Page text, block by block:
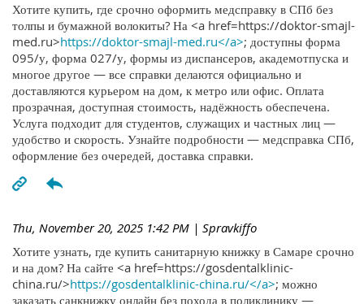
Хотите купить, где срочно оформить медсправку в СПб без
толпы и бумажной волокиты? На <a href=https://doktor-smajl-
med.ru>https://doktor-smajl-med.ru</a>; доступны форма
095/у, форма 027/у, формы из диспансеров, академотпуска и
многое другое — все справки делаются официально и
доставляются курьером на дом, к метро или офис. Оплата
прозрачная, доступная стоимость, надёжность обеспечена.
Услуга подходит для студентов, служащих и частных лиц —
удобство и скорость. Узнайте подробности — медсправка СПб,
оформление без очередей, доставка справки.
Thu, November 20, 2025 1:42 PM | Spravkiffo
Хотите узнать, где купить санитарную книжку в Самаре срочно
и на дом? На сайте <a href=https://gosdentalklinic-
china.ru/>https://gosdentalklinic-china.ru/</a>; можно
заказать санкнижку онлайн без похода в поликлинику —